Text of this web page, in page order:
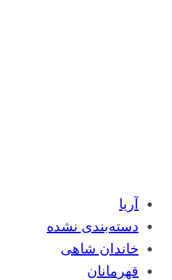
آریا
دسته‌بندی نشده
خاندان شاهی
قهرمانان